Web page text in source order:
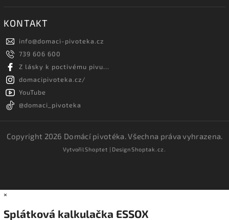
KONTAKT
info@domaci-pivoteka.cz
739 606 600
Z lásky k poctivému pivu...
domacipivoteka.cz/
YouTube
@domaci_pivoteka
Copyright 2026 Domácí pivotéka. Všechna práva vyhrazena.
VytvořilShoptet | DesignShoptak.cz.
×
Splátková kalkulačka ESSOX